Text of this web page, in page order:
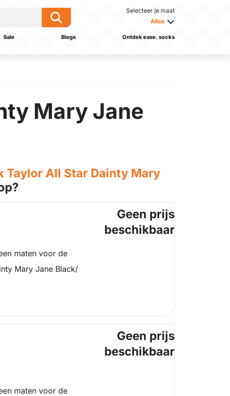
Selecteer je maat
Alles
Sale Blogs Ontdek ease. socks
Mary Jane
Taylor All Star Dainty Mary
maten voor de
Mary Jane Black/
Geen prijs
beschikbaar
maten voor de
Geen prijs
beschikbaar